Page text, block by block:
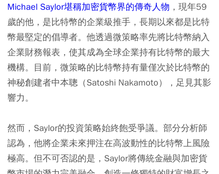
Michael Saylor堪稱加密貨幣界的傳奇人物 ，現年59
歲的他，是比特幣的企業級推手，長期以來都是比特
幣最堅定的倡導者。他透過微策略率先將比特幣納入
企業財務報表，使其成為全球企業持有比特幣的最大
機構。目前，微策略的比特幣持有量僅次於比特幣的
神秘創建者中本聰（Satoshi Nakamoto），足見其影
響力。
然而，Saylor的投資策略始終飽受爭議。部分分析師
認為，他將企業未來押注在高波動性的比特幣上風險
極高。但不可否認的是，Saylor將傳統金融與加密貨